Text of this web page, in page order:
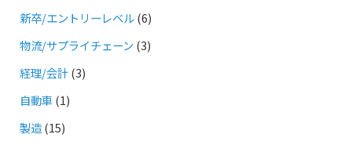
新卒/エントリーレベル(6)
物流/サプライチェーン (3)
経理/会計(3)
自動車 (1)
製造(15)